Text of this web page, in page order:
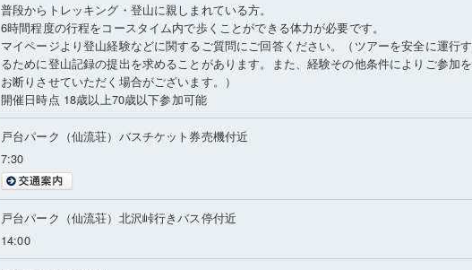
普段からトレッキング・登山に親しまれている方。
6時間程度の行程をコースタイム内で歩くことができる体力が必要です。
マイページより登山経験などに関するご質問にご回答ください。（ツアーを安全に運行す
るために登山記録の提出を求めることがあります。また、経験その他条件によりご参加を
お断りさせていただく場合がございます。）
開催日時点 18歳以上70歳以下参加可能
戸台パーク（仙流荘）バスチケット券売機付近
7:30
戸台パーク（仙流荘）北沢峠行きバス停付近
14:00